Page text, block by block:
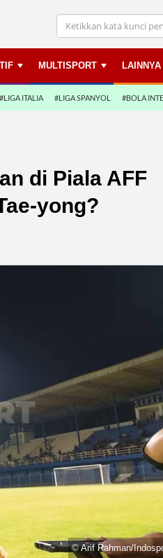
MULTISPORT LAINNYA
#LIGA ITALIA #LIGA SPANYOL #BOLA
di Piala AFF
yong?
© Arif Rahman/